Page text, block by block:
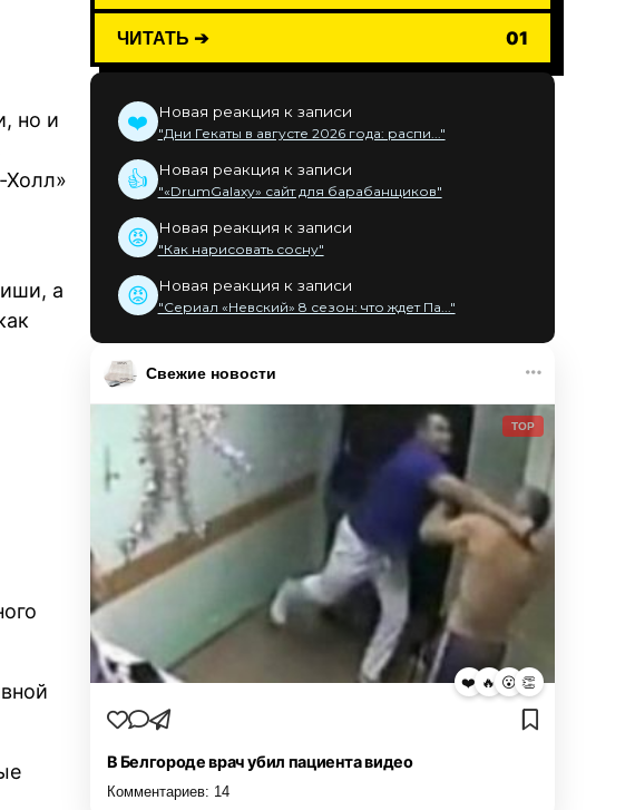
но и
Холл»
а
ЧИТАТЬ ➔ 01
❤️ Новая реакция к записи
"Дни Гекаты в августе 2026 года: распи..."
👍 Новая реакция к записи
"«DrumGalaxy» сайт для барабанщиков"
😡 Новая реакция к записи
"Как нарисовать сосну"
😡 Новая реакция к записи
"Сериал «Невский» 8 сезон: что ждет Па..."
Свежие новости
TOP
❤️ 🔥 😮 👏
В Белгороде врач убил пациента видео
Комментариев: 14